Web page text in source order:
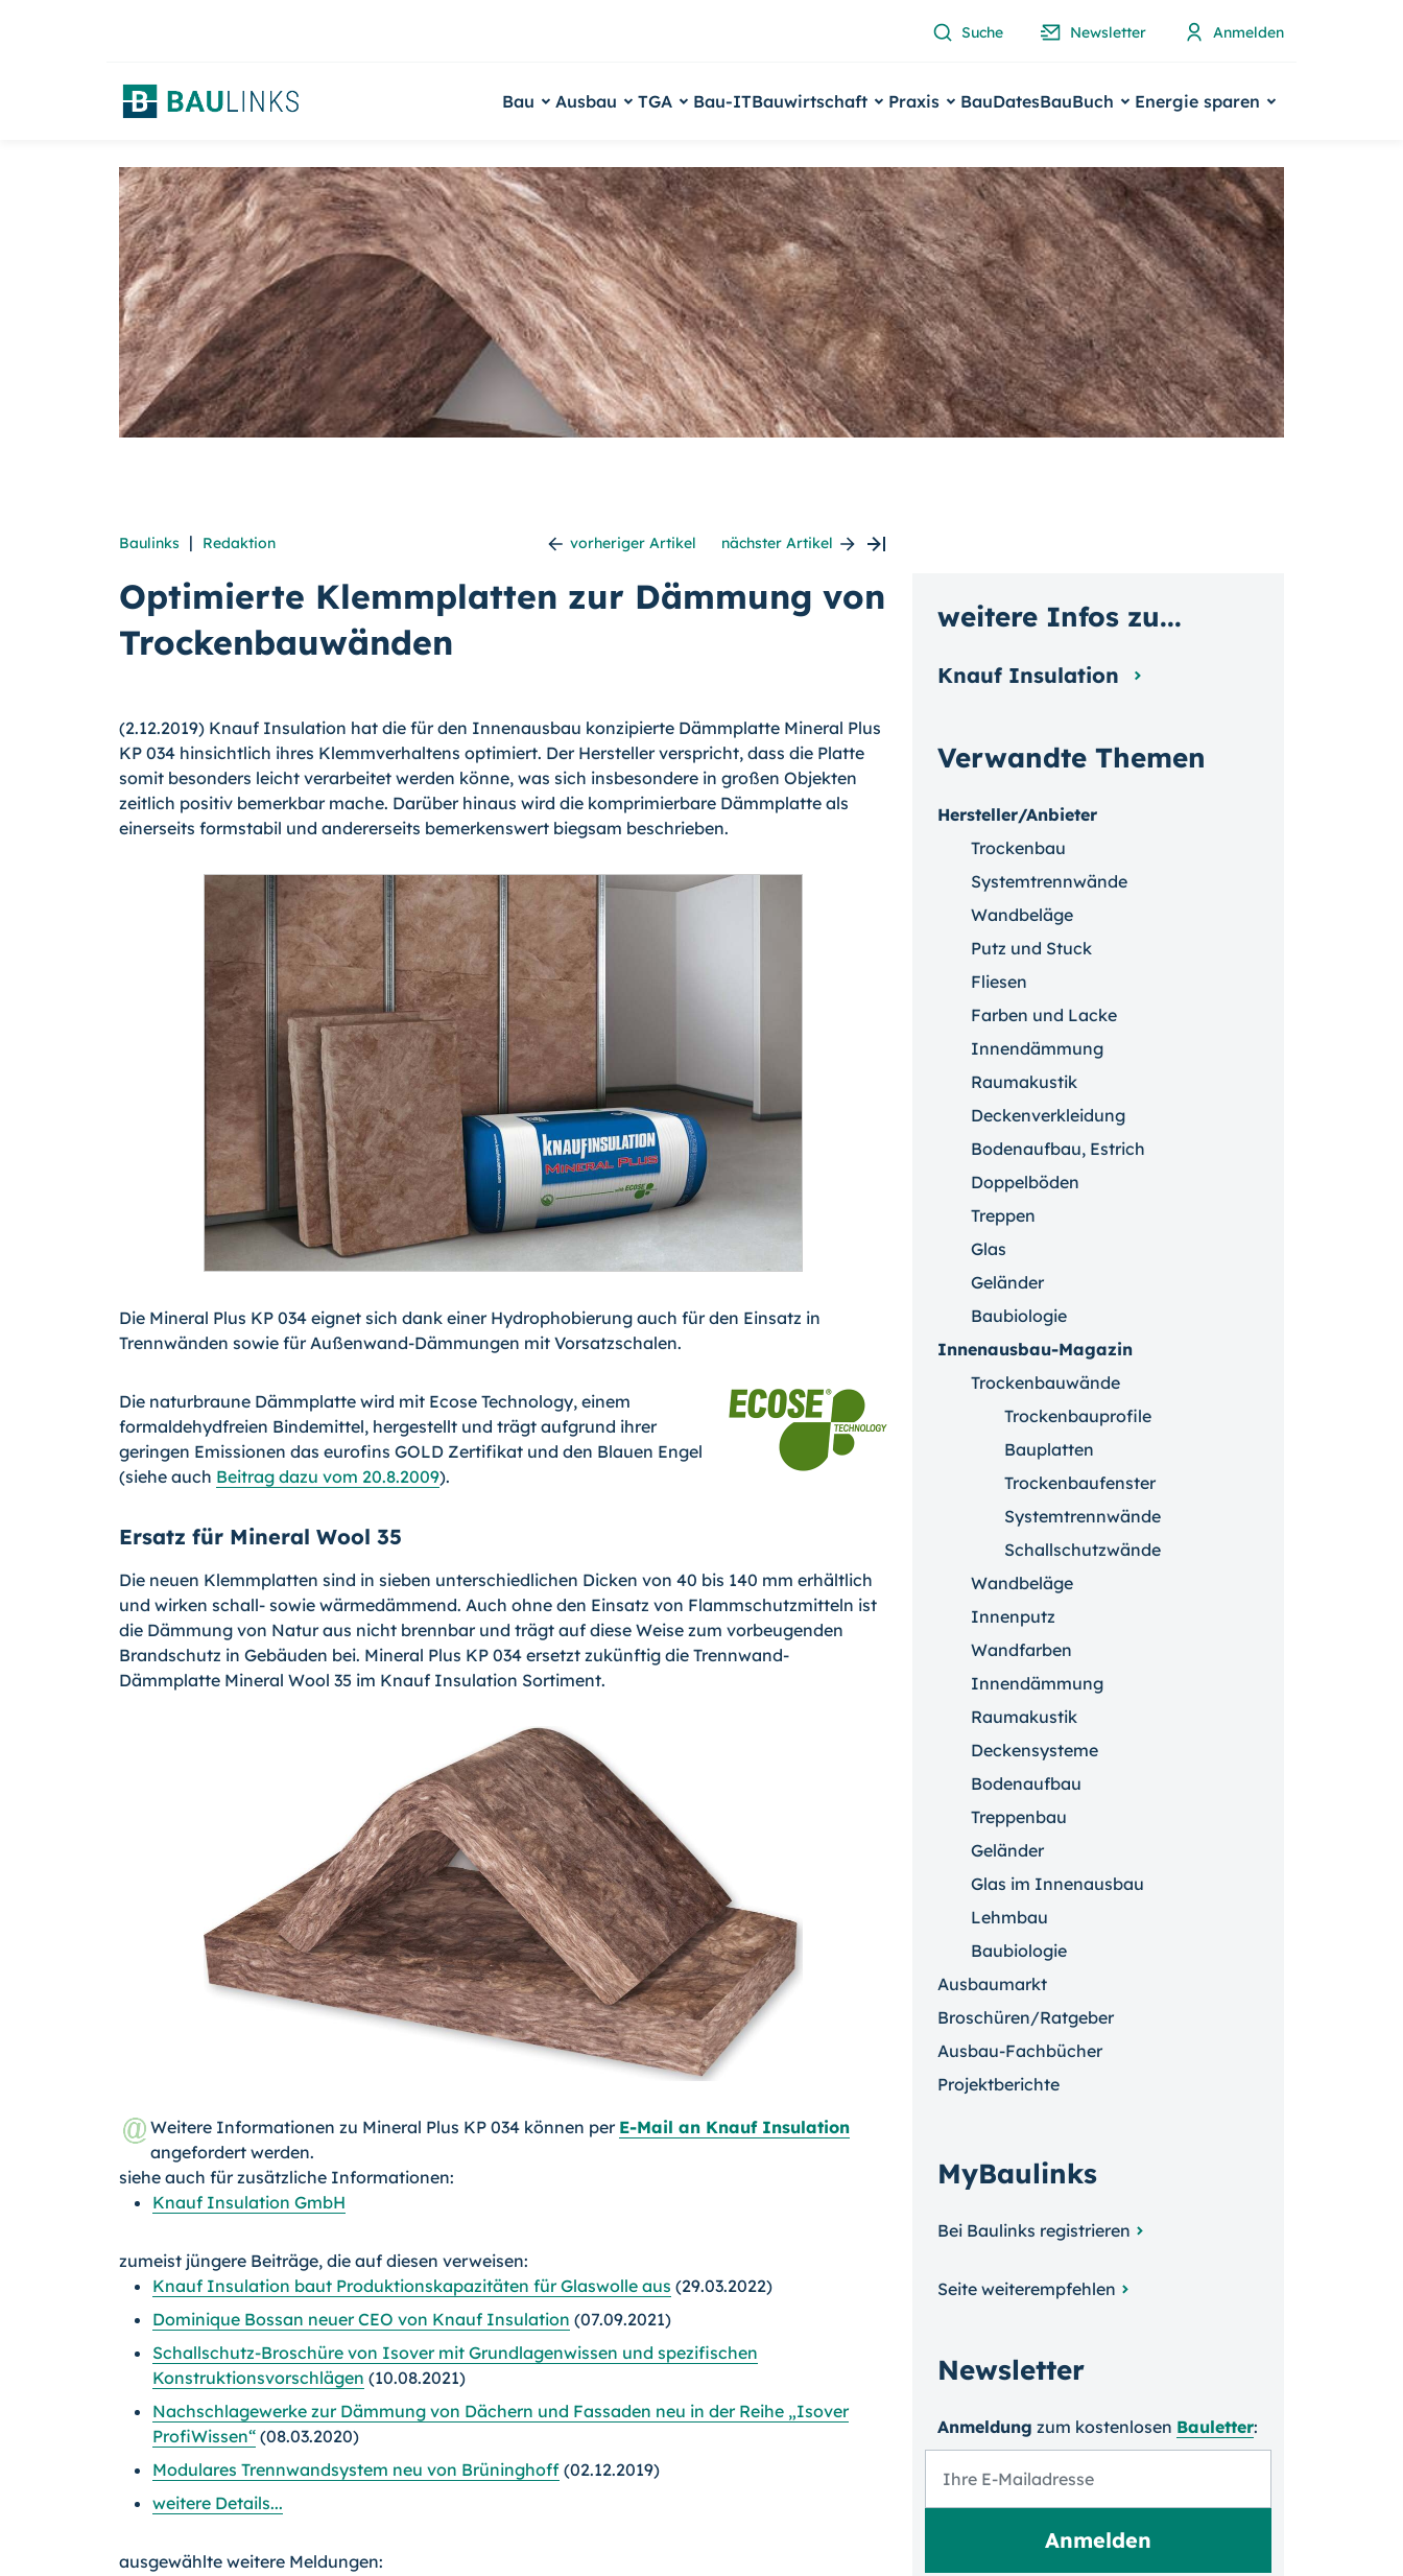
Suche Newsletter Anmelden
Bau Ausbau TGA Bau-ITBauwirtschaft Praxis BauDatesBauBuch Energie sparen
Baulinks | Redaktion vorheriger Artikel nächster Artikel
Optimierte Klemmplatten zur Dämmung von
Trockenbauwänden
(2.12.2019) Knauf Insulation hat die für den Innenausbau konzipierte Dämmplatte Mineral Plus
KP 034 hinsichtlich ihres Klemmverhaltens optimiert. Der Hersteller verspricht, dass die Platte
somit besonders leicht verarbeitet werden könne, was sich insbesondere in großen Objekten
zeitlich positiv bemerkbar mache. Darüber hinaus wird die komprimierbare Dämmplatte als
einerseits formstabil und andererseits bemerkenswert biegsam beschrieben.
Die Mineral Plus KP 034 eignet sich dank einer Hydrophobierung auch für den Einsatz in
Trennwänden sowie für Außenwand-Dämmungen mit Vorsatzschalen.
Die naturbraune Dämmplatte wird mit Ecose Technology, einem
formaldehydfreien Bindemittel, hergestellt und trägt aufgrund ihrer
geringen Emissionen das eurofins GOLD Zertifikat und den Blauen Engel
(siehe auch Beitrag dazu vom 20.8.2009).
Ersatz für Mineral Wool 35
Die neuen Klemmplatten sind in sieben unterschiedlichen Dicken von 40 bis 140 mm erhältlich
und wirken schall- sowie wärmedämmend. Auch ohne den Einsatz von Flammschutzmitteln ist
die Dämmung von Natur aus nicht brennbar und trägt auf diese Weise zum vorbeugenden
Brandschutz in Gebäuden bei. Mineral Plus KP 034 ersetzt zukünftig die Trennwand-
Dämmplatte Mineral Wool 35 im Knauf Insulation Sortiment.
Weitere Informationen zu Mineral Plus KP 034 können per E-Mail an Knauf Insulation
angefordert werden.
siehe auch für zusätzliche Informationen:
Knauf Insulation GmbH
zumeist jüngere Beiträge, die auf diesen verweisen:
Knauf Insulation baut Produktionskapazitäten für Glaswolle aus (29.03.2022)
Dominique Bossan neuer CEO von Knauf Insulation (07.09.2021)
Schallschutz-Broschüre von Isover mit Grundlagenwissen und spezifischen
Konstruktionsvorschlägen (10.08.2021)
Nachschlagewerke zur Dämmung von Dächern und Fassaden neu in der Reihe „Isover
ProfiWissen“ (08.03.2020)
Modulares Trennwandsystem neu von Brüninghoff (02.12.2019)
weitere Details...
ausgewählte weitere Meldungen:
Verwandte Themen
Hersteller/Anbieter
Trockenbau
Systemtrennwände
Wandbeläge
Putz und Stuck
Fliesen
Farben und Lacke
Innendämmung
Raumakustik
Deckenverkleidung
Bodenaufbau, Estrich
Doppelböden
Treppen
Glas
Geländer
Baubiologie
Innenausbau-Magazin
Trockenbauwände
Trockenbauprofile
Bauplatten
Trockenbaufenster
Systemtrennwände
Schallschutzwände
Wandbeläge
Innenputz
Wandfarben
Innendämmung
Raumakustik
Deckensysteme
Bodenaufbau
Treppenbau
Geländer
Glas im Innenausbau
Lehmbau
Baubiologie
Ausbaumarkt
Broschüren/Ratgeber
Ausbau-Fachbücher
Projektberichte
MyBaulinks
Bei Baulinks registrieren
Seite weiterempfehlen
Newsletter
Anmeldung zum kosten­losen Bauletter:
weitere Infos zu...
Knauf Insulation